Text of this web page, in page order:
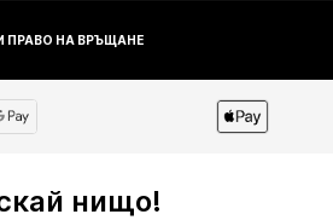
ПРАВО НА ВРЪЩАНЕ
нищо!